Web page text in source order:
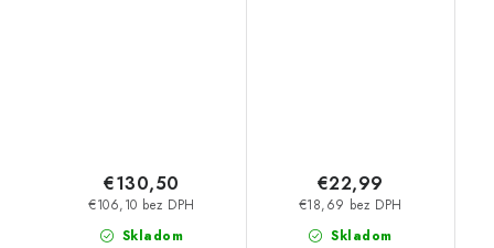
Skladom
€106,10 bez DPH
€130,50
Skladom
€18,69 bez DPH
€22,99